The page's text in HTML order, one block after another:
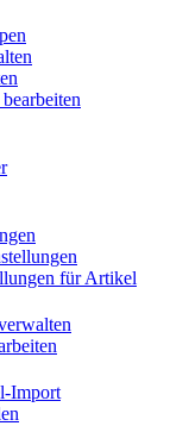
für Artikel
Import